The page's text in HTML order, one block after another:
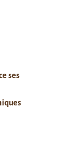
ses